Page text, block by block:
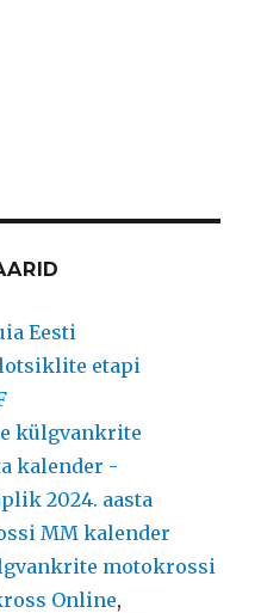
Eesti
etapi
külgvankrite
kalender -
2024. aasta
MM kalender
motokrossi
Online,